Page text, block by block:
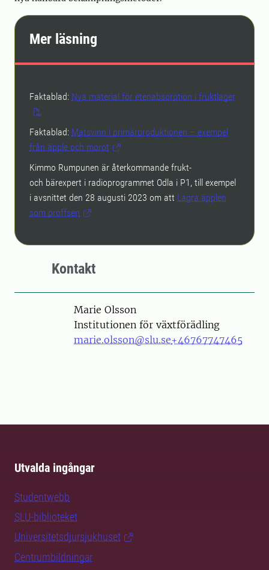
Mer läsning
Faktablad: Nya material för etenabsorption i fruktlager
Faktablad: Matsvinn i primärproduktionen – exempel
från äpple och morot
Kimmo Rumpunen är återkommande frukt-
och bärexpert i radioprogrammet Odla i P1, till exempel
i avsnittet den 28 augusti 2023 om att Lagra äpplen
som proffsen
Kontakt
PersonMarie Olsson
Institutionen för växtförädling
marie.olsson@slu.se+46767747465
Utvalda ingångar
Studentwebb
SLU-biblioteket
Universitetsdjursjukhuset
Centrumbildningar